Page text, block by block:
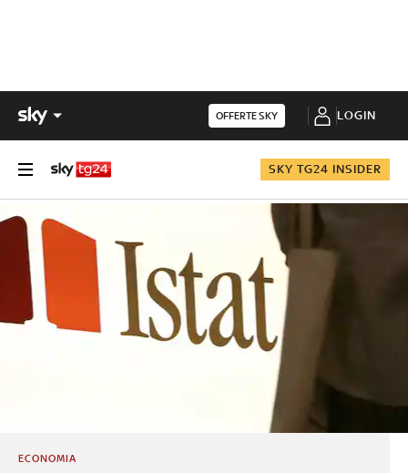
OFFERTE SKY LOGIN
SKY TG24 INSIDER
ECONOMIA